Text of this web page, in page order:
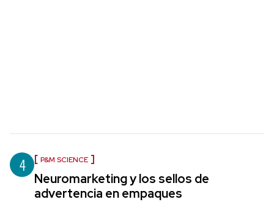
4 P&M SCIENCE
Neuromarketing y los sellos de
advertencia en empaques